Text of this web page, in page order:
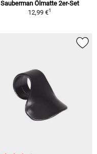
Sauberman Ölmatte 2er-Set
12,99 €1